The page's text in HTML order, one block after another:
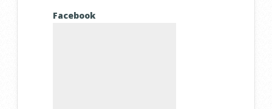
Facebook